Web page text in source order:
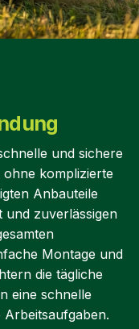
und sichere
komplizierte
Anbauteile
und zuverlässigen
Montage und
die tägliche
eine schnelle